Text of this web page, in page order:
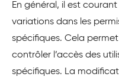
En général, il est
variations dans les
spécifiques. Cela
contrôler l’accès des
spécifiques. La